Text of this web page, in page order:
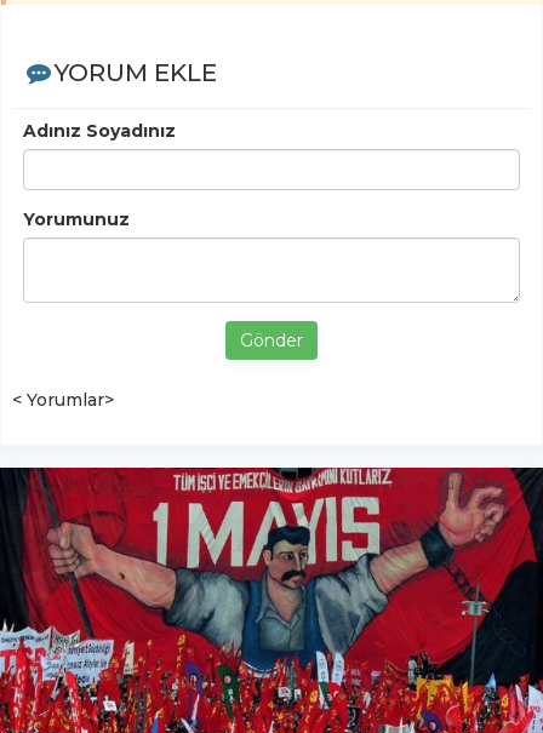
YORUM EKLE
Adınız Soyadınız
Yorumunuz
Gönder
< Yorumlar>